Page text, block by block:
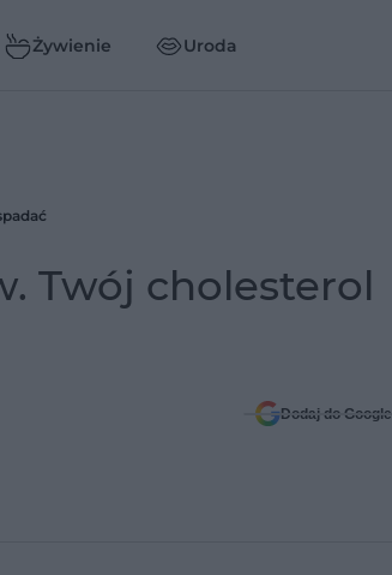
Żywienie Uroda
Twój cholesterol
Dodaj do Google